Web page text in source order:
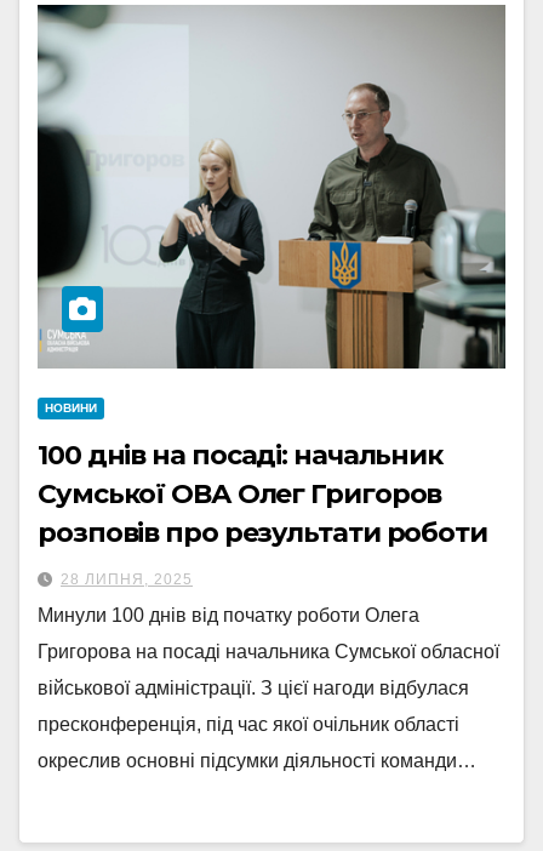
НОВИНИ
100 днів на посаді: начальник
Сумської ОВА Олег Григоров
розповів про результати роботи
28 ЛИПНЯ, 2025
Минули 100 днів від початку роботи Олега
Григорова на посаді начальника Сумської обласної
військової адміністрації. З цієї нагоди відбулася
пресконференція, під час якої очільник області
окреслив основні підсумки діяльності команди…